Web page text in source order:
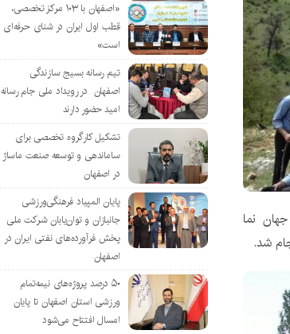
نما
شد.
«اصفهان با ۱۰۳ مرکز تخصصی،
قطب اول ایران در شنای حرفه‌ای
است»
تیم رسانه بسیج سازندگی
اصفهان در رویداد ملی جام رسانه
امید حضور دارند
تشکیل کارگروه تخصصی برای
ساماندهی و توسعه صنعت ماساژ
در اصفهان
پایان المپیاد فرهنگی‌ورزشی
جانبازان و توان‌یابان شرکت ملی
پخش فرآورده‌های نفتی ایران در
اصفهان
۵۰ درصد پروژه‌های نیمه‌تمام
ورزشی استان اصفهان تا پایان
امسال افتتاح می‌شود